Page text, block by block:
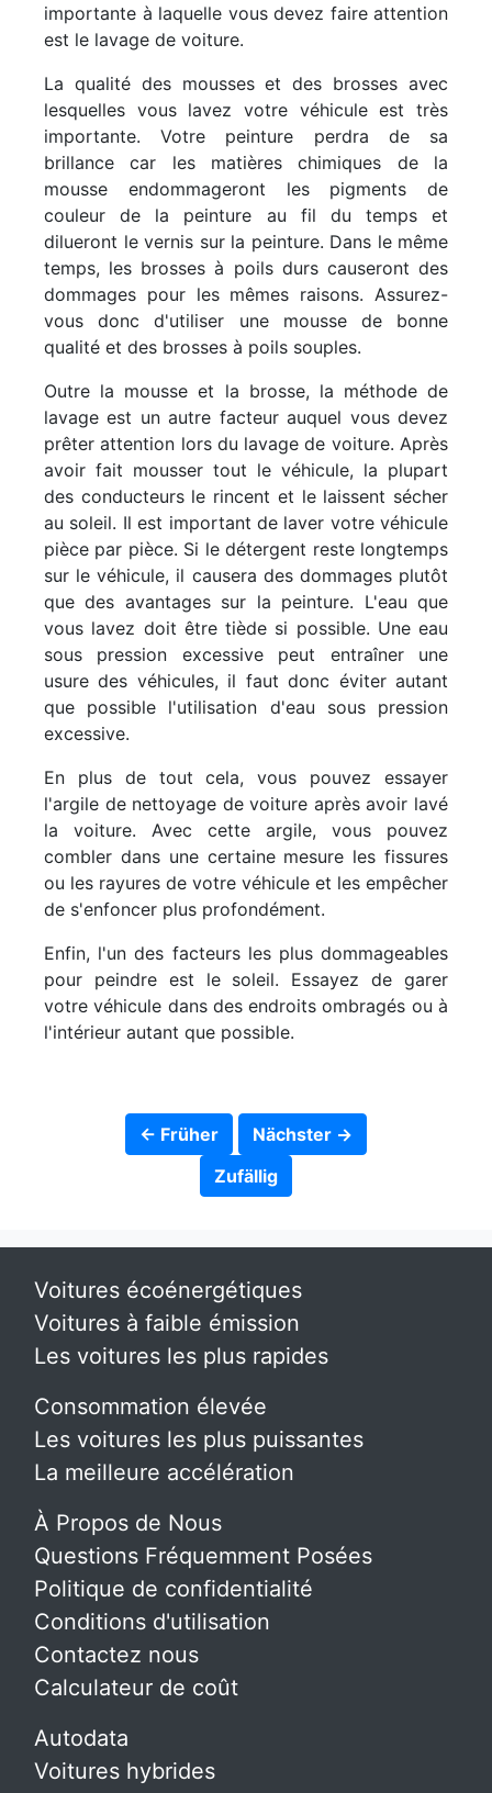
importante à laquelle vous devez faire attention
est le lavage de voiture.
La qualité des mousses et des brosses avec
lesquelles vous lavez votre véhicule est très
importante. Votre peinture perdra de sa
brillance car les matières chimiques de la
mousse endommageront les pigments de
couleur de la peinture au fil du temps et
dilueront le vernis sur la peinture. Dans le même
temps, les brosses à poils durs causeront des
dommages pour les mêmes raisons. Assurez-
vous donc d'utiliser une mousse de bonne
qualité et des brosses à poils souples.
Outre la mousse et la brosse, la méthode de
lavage est un autre facteur auquel vous devez
prêter attention lors du lavage de voiture. Après
avoir fait mousser tout le véhicule, la plupart
des conducteurs le rincent et le laissent sécher
au soleil. Il est important de laver votre véhicule
pièce par pièce. Si le détergent reste longtemps
sur le véhicule, il causera des dommages plutôt
que des avantages sur la peinture. L'eau que
vous lavez doit être tiède si possible. Une eau
sous pression excessive peut entraîner une
usure des véhicules, il faut donc éviter autant
que possible l'utilisation d'eau sous pression
excessive.
En plus de tout cela, vous pouvez essayer
l'argile de nettoyage de voiture après avoir lavé
la voiture. Avec cette argile, vous pouvez
combler dans une certaine mesure les fissures
ou les rayures de votre véhicule et les empêcher
de s'enfoncer plus profondément.
Enfin, l'un des facteurs les plus dommageables
pour peindre est le soleil. Essayez de garer
votre véhicule dans des endroits ombragés ou à
l'intérieur autant que possible.
← Früher
Nächster →
Zufällig
Voitures écoénergétiques
Voitures à faible émission
Les voitures les plus rapides
Consommation élevée
Les voitures les plus puissantes
La meilleure accélération
À Propos de Nous
Questions Fréquemment Posées
Politique de confidentialité
Conditions d'utilisation
Contactez nous
Calculateur de coût
Autodata
Voitures hybrides